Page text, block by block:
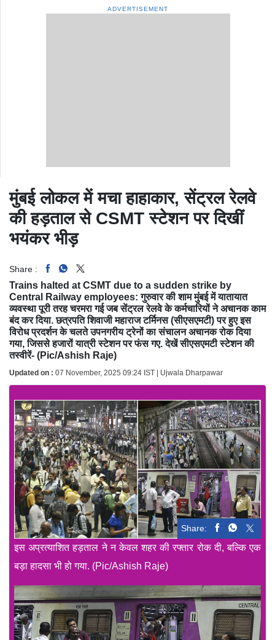
ADVERTISEMENT
मुंबई लोकल में मचा हाहाकार, सेंट्रल रेलवे
की हड़ताल से CSMT स्टेशन पर दिखीं
भयंकर भीड़
Share :
Trains halted at CSMT due to a sudden strike by
Central Railway employees: गुरुवार की शाम मुंबई में यातायात
व्यवस्था पूरी तरह चरमरा गई जब सेंट्रल रेलवे के कर्मचारियों ने अचानक काम
बंद कर दिया. छत्रपति शिवाजी महाराज टर्मिनस (सीएसएमटी) पर हुए इस
विरोध प्रदर्शन के चलते उपनगरीय ट्रेनों का संचालन अचानक रोक दिया
गया, जिससे हजारों यात्री स्टेशन पर फंस गए. देखें सीएसएमटी स्टेशन की
तस्वीरें- (Pic/Ashish Raje)
Updated on : 07 November, 2025 09:24 IST | Ujwala Dharpawar
Share:
इस अप्रत्याशित हड़ताल ने न केवल शहर की रफ्तार रोक दी, बल्कि एक
बड़ा हादसा भी हो गया. (Pic/Ashish Raje)